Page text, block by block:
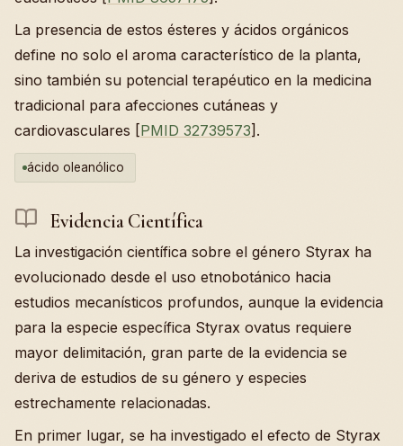
La presencia de estos ésteres y ácidos orgánicos
define no solo el aroma característico de la planta,
sino también su potencial terapéutico en la medicina
tradicional para afecciones cutáneas y
cardiovasculares [PMID 32739573].
ácido oleanólico
Evidencia Científica
La investigación científica sobre el género Styrax ha
evolucionado desde el uso etnobotánico hacia
estudios mecanísticos profundos, aunque la evidencia
para la especie específica Styrax ovatus requiere
mayor delimitación, gran parte de la evidencia se
deriva de estudios de su género y especies
estrechamente relacionadas.
En primer lugar, se ha investigado el efecto de Styrax